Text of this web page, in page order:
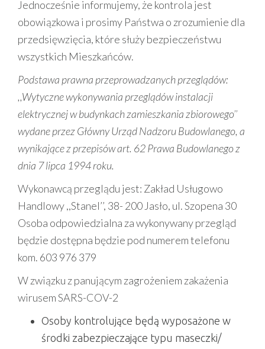
Jednocześnie informujemy, że kontrola jest
obowiązkowa i prosimy Państwa o zrozumienie dla
przedsięwzięcia, które służy bezpieczeństwu
wszystkich Mieszkańców.
Podstawa prawna przeprowadzanych przeglądów:
,,Wytyczne wykonywania przeglądów instalacji
elektrycznej w budynkach zamieszkania zbiorowego’’
wydane przez Główny Urząd Nadzoru Budowlanego, a
wynikające z przepisów art. 62 Prawa Budowlanego z
dnia 7 lipca 1994 roku.
Wykonawcą przeglądu jest: Zakład Usługowo
Handlowy ,,Stanel’’, 38- 200 Jasło, ul. Szopena 30
Osoba odpowiedzialna za wykonywany przegląd
będzie dostępna będzie pod numerem telefonu
kom. 603 976 379
W związku z panującym zagrożeniem zakażenia
wirusem SARS-COV-2
Osoby kontrolujące będą wyposażone w
środki zabezpieczające typu maseczki/